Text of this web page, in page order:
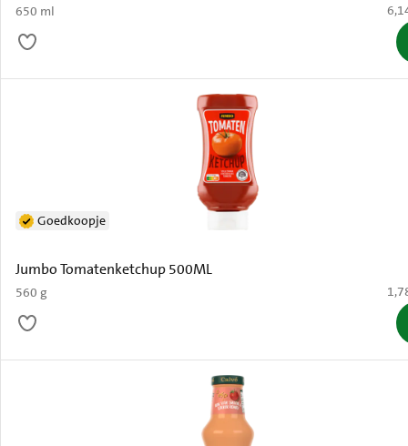
650 ml €
Jumbo Tomatenketchup 500ML
560 g
Goedkoopje
€